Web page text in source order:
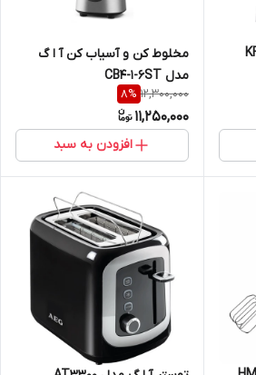
مخلوط کن و آسیاب کن آ ا گ
مدل CB4-1-6ST
12,300,000
8%
11,250,000
افزودن به سبد